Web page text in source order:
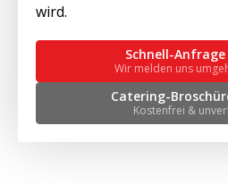
wird.
Schnell-
Wir melden uns
Catering-
Kostenfrei &